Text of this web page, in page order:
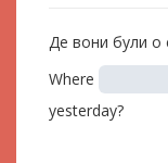
Де вони були о
Where
yesterday?